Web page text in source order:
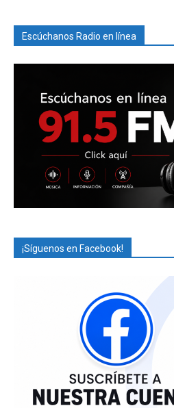
Escúchanos Radio en línea
¡Síguenos en Facebook!